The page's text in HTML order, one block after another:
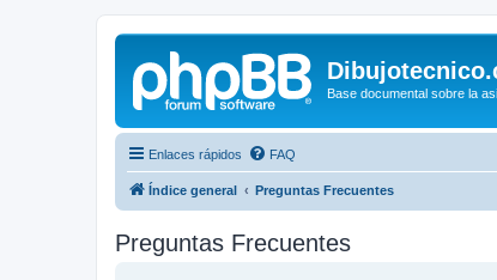
Base documental sobre la
Enlaces rápidos FAQ
Índice general Preguntas Frecuentes
Preguntas Frecuentes